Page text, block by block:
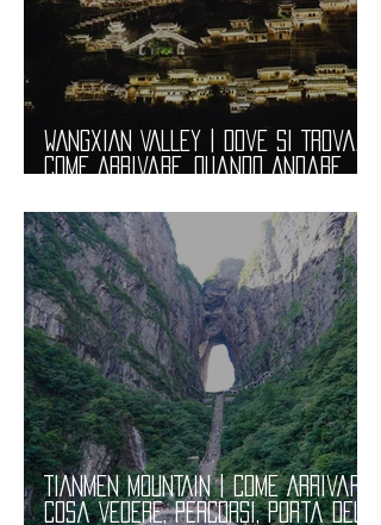
WANGXIAN VALLEY | Dove si Trova,
Come Arrivare, Quando Andare,
TIANMEN MOUNTAIN | Come Arrivare,
Cosa Vedere, Percorsi, Porta del